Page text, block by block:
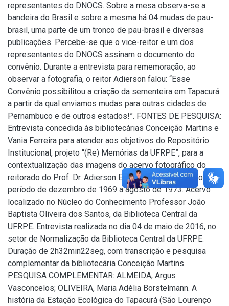
representantes do DNOCS. Sobre a mesa observa-se a
bandeira do Brasil e sobre a mesma há 04 mudas de pau-
brasil, uma parte de um tronco de pau-brasil e diversas
publicações. Percebe-se que o vice-reitor e um dos
representantes do DNOCS assinam o documento do
convênio. Durante a entrevista para rememoração, ao
observar a fotografia, o reitor Adierson falou: “Esse
Convênio possibilitou a criação da sementeira em Tapacurá
a partir da qual enviamos mudas para outras cidades de
Pernambuco e de outros estados!”. FONTES DE PESQUISA:
Entrevista concedida às bibliotecárias Conceição Martins e
Vania Ferreira para atender aos objetivos do Repositório
Institucional, projeto “(Re) Memórias da UFRPE”, para a
contextualização das imagens do acervo fotográfico do
reitorado do Prof. Dr. Adierson Erasmo de Azevedo, no
período de dezembro de 1969 a agosto de 1973. Acervo
localizado no Núcleo do Conhecimento Professor João
Baptista Oliveira dos Santos, da Biblioteca Central da
UFRPE. Entrevista realizada no dia 04 de maio de 2016, no
setor de Normalização da Biblioteca Central da UFRPE.
Duração de 2h32min22seg, com transcrição e pesquisa
complementar da bibliotecária Conceição Martins.
PESQUISA COMPLEMENTAR: ALMEIDA, Argus
Vasconcelos; OLIVEIRA, Maria Adélia Borstelmann. A
história da Estação Ecológica do Tapacurá (São Lourenço